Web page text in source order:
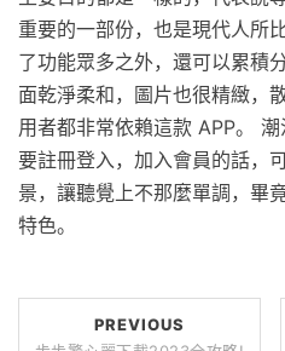
重要的一部份，也是現代人所
了功能眾多之外，還可以累積
面乾淨柔和，圖片也很精緻，
用者都非常依賴這款 APP。
要註冊登入，加入會員的話，
景，讓聽覺上不那麼單調，畢
特色。
PREVIOUS